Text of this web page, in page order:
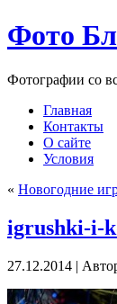
Фото
Фотографии со
Главная
Контакты
О сайте
Условия
« Новогодние
igrushki-i-
27.12.2014 |